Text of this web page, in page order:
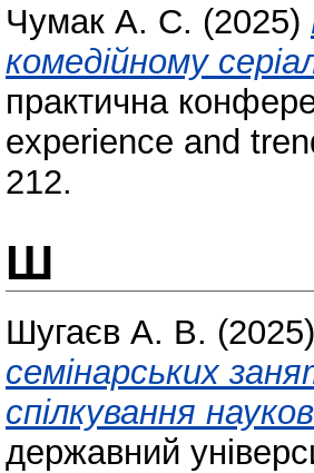
Чумак А. С. (2025)
комедійному
практична
experience and
212.
Ш
Шугаєв А. В. (2025)
семінарських
спілкування
державний